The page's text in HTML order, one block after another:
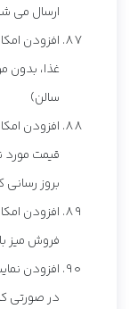
ارسال می
افزودن
غذا، بدون
سالن)
افزودن
بروز
افزودن
فروش میز
افزودن
در صورتی